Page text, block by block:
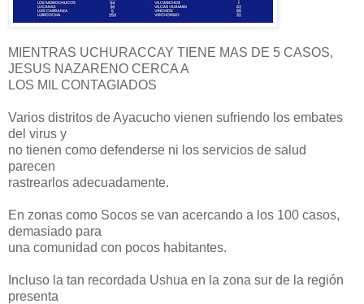
MIENTRAS UCHURACCAY TIENE MAS DE 5 CASOS,
JESUS NAZARENO CERCA A
LOS MIL CONTAGIADOS
Varios distritos de Ayacucho vienen sufriendo los embates
del virus y
no tienen como defenderse ni los servicios de salud
parecen
rastrearlos adecuadamente.
En zonas como Socos se van acercando a los 100 casos,
demasiado para
una comunidad con pocos habitantes.
Incluso la tan recordada Ushua en la zona sur de la región
presenta